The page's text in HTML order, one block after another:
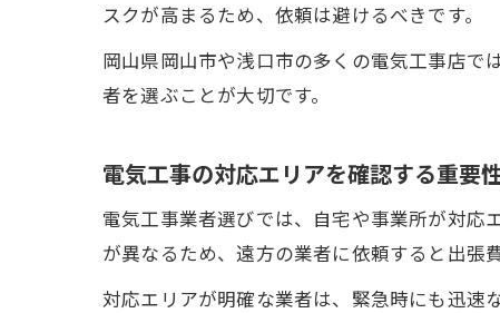
スクが高まるため、依頼は避けるべきです。
岡山県岡山市や浅口市の多くの電気工事店で
者を選ぶことが大切です。
電気工事の対応エリアを確認する重要
電気工事業者選びでは、自宅や事業所が対応
が異なるため、遠方の業者に依頼すると出張
対応エリアが明確な業者は、緊急時にも迅速